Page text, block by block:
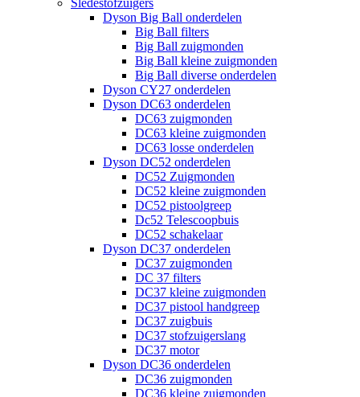
Sledestofzuigers
Dyson Big Ball onderdelen
Big Ball filters
Big Ball zuigmonden
Big Ball kleine zuigmonden
Big Ball diverse onderdelen
Dyson CY27 onderdelen
Dyson DC63 onderdelen
DC63 zuigmonden
DC63 kleine zuigmonden
DC63 losse onderdelen
Dyson DC52 onderdelen
DC52 Zuigmonden
DC52 kleine zuigmonden
DC52 pistoolgreep
Dc52 Telescoopbuis
DC52 schakelaar
Dyson DC37 onderdelen
DC37 zuigmonden
DC 37 filters
DC37 kleine zuigmonden
DC37 pistool handgreep
DC37 zuigbuis
DC37 stofzuigerslang
DC37 motor
Dyson DC36 onderdelen
DC36 zuigmonden
DC36 kleine zuigmonden